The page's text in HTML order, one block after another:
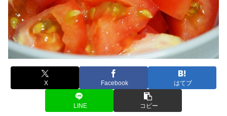
X Facebook はてブ
LINE コピー